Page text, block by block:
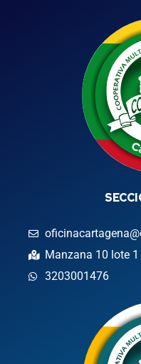
Manzana 10 lote
3203001476